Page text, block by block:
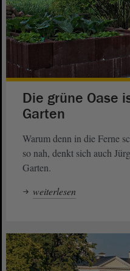
Die grüne Oase
Garten
Warum denn in die Ferne
so nah, denkt sich auch
Garten.
weiterlesen